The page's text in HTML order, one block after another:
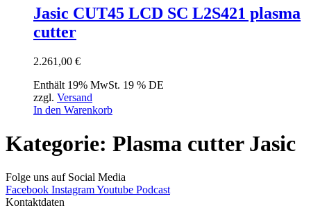
Jasic CUT45 LCD SC L2S421 plasma
cutter
2.261,00 €
Enthält 19% MwSt. 19 % DE
zzgl. Versand
In den Warenkorb
Kategorie: Plasma cutter Jasic
Folge uns auf Social Media
Facebook InstagramYoutube Podcast
Kontaktdaten